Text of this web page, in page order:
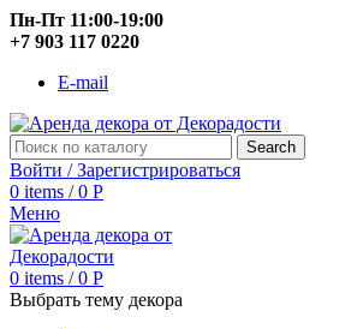
Пн-Пт 11:00-19:00
+7 903 117 0220
E-mail
Search
Войти / Зарегистрироваться
0 items / 0 Р
Меню
0 items / 0 Р
Выбрать тему декора